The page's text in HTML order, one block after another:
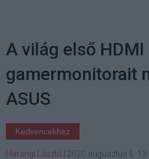
A világ első HDMI
gamermonitorait
ASUS
Kedvencekhez
Harangi László | 2020 augusztus 6.